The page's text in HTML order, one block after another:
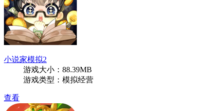
小说家模拟2
游戏大小：88.39MB
游戏类型：模拟经营
查看